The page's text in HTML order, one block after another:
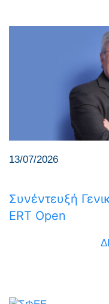
13/07/2026
Συνέντευξή
ERT Open